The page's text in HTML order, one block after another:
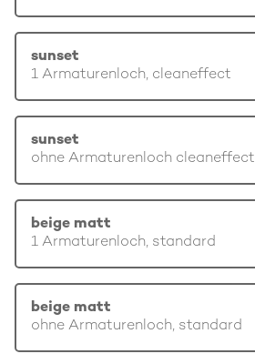
sunset
1 Armaturenloch, cleaneffect
sunset
ohne Armaturenloch cleaneffect
beige matt
1 Armaturenloch, standard
beige matt
ohne Armaturenloch, standard